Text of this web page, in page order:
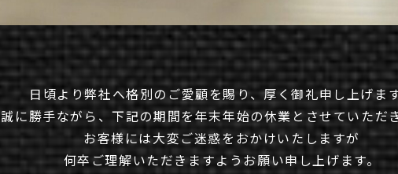
日頃より弊社へ格別のご愛顧を賜り、厚く御礼申し上げま
誠に勝手ながら、下記の期間を年末年始の休業とさせていただ
お客様には大変ご迷惑をおかけいたしますが
何卒ご理解いただきますようお願い申し上げます。